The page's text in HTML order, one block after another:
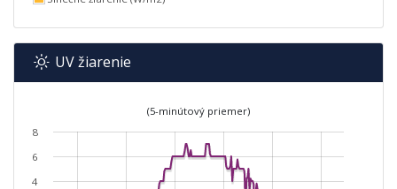
UV žiarenie
(5-minútový priemer)
4
6
8